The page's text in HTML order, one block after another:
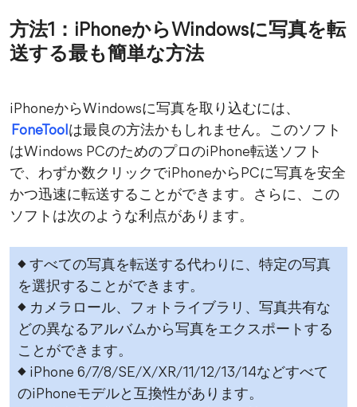
方法1：iPhoneからWindowsに写真を転
送する最も簡単な方法
iPhoneからWindowsに写真を取り込むには、
FoneToolは最良の方法かもしれません。このソフト
はWindows PCのためのプロのiPhone転送ソフト
で、わずか数クリックでiPhoneからPCに写真を安全
かつ迅速に転送することができます。さらに、この
ソフトは次のような利点があります。
◆ すべての写真を転送する代わりに、特定の写真
を選択することができます。
◆ カメラロール、フォトライブラリ、写真共有な
どの異なるアルバムから写真をエクスポートする
ことができます。
◆ iPhone 6/7/8/SE/X/XR/11/12/13/14などすべて
のiPhoneモデルと互換性があります。